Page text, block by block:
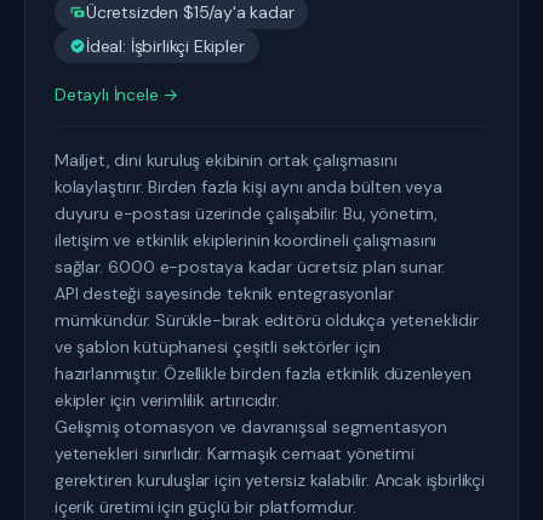
Ücretsizden $15/ay'a kadar
İdeal: İşbirlikçi Ekipler
Detaylı İncele →
Mailjet, dini kuruluş ekibinin ortak çalışmasını
kolaylaştırır. Birden fazla kişi aynı anda bülten veya
duyuru e-postası üzerinde çalışabilir. Bu, yönetim,
iletişim ve etkinlik ekiplerinin koordineli çalışmasını
sağlar. 6.000 e-postaya kadar ücretsiz plan sunar.
API desteği sayesinde teknik entegrasyonlar
mümkündür. Sürükle-bırak editörü oldukça yeteneklidir
ve şablon kütüphanesi çeşitli sektörler için
hazırlanmıştır. Özellikle birden fazla etkinlik düzenleyen
ekipler için verimlilik artırıcıdır.
Gelişmiş otomasyon ve davranışsal segmentasyon
yetenekleri sınırlıdır. Karmaşık cemaat yönetimi
gerektiren kuruluşlar için yetersiz kalabilir. Ancak işbirlikçi
içerik üretimi için güçlü bir platformdur.